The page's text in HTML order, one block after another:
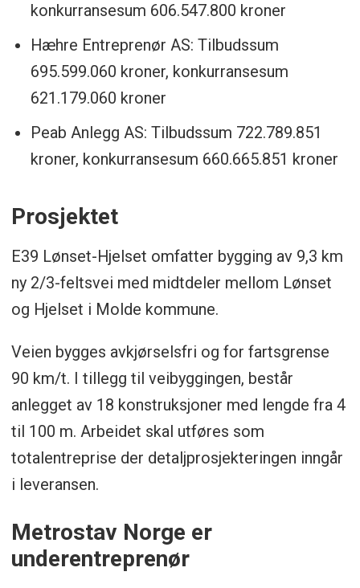
konkurransesum 606.547.800 kroner
Hæhre Entreprenør AS: Tilbudssum
695.599.060 kroner, konkurransesum
621.179.060 kroner
Peab Anlegg AS: Tilbudssum 722.789.851
kroner, konkurransesum 660.665.851 kroner
Prosjektet
E39 Lønset-Hjelset omfatter bygging av 9,3 km
ny 2/3-feltsvei med midtdeler mellom Lønset
og Hjelset i Molde kommune.
Veien bygges avkjørselsfri og for fartsgrense
90 km/t. I tillegg til veibyggingen, består
anlegget av 18 konstruksjoner med lengde fra 4
til 100 m. Arbeidet skal utføres som
totalentreprise der detaljprosjekteringen inngår
i leveransen.
Metrostav Norge er
underentreprenør